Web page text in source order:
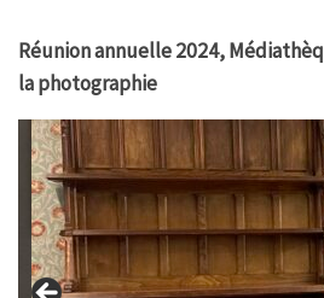
Réunion annuelle 2024,
la photographie